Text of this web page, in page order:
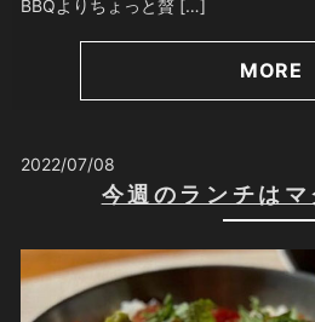
BBQよりちょっと贅 […]
MORE
2022/07/08
今週のランチは